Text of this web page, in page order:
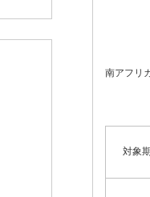
南アフリ
対象